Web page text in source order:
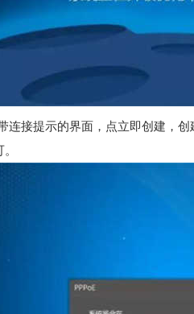
连接提示的界面，点立即创建，